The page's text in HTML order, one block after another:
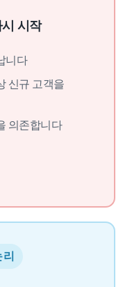
시작
니다
신규 고객을
의존합니다